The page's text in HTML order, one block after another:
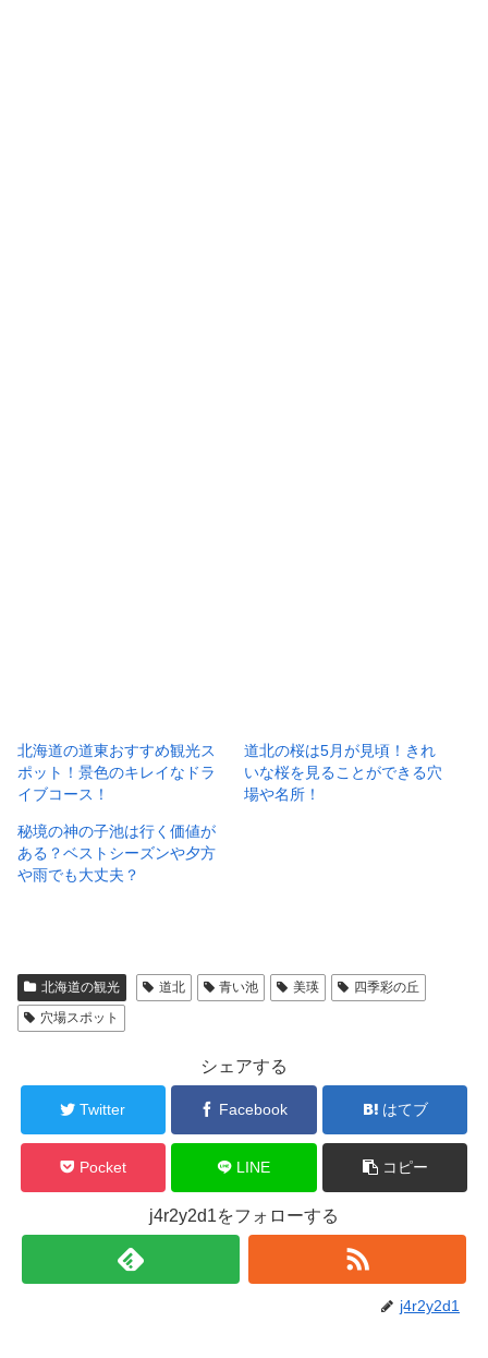
北海道の道東おすすめ観光ス
ポット！景色のキレイなドラ
イブコース！
道北の桜は5月が見頃！きれ
いな桜を見ることができる穴
場や名所！
秘境の神の子池は行く価値が
ある？ベストシーズンや夕方
や雨でも大丈夫？
北海道の観光 道北 青い池 美瑛
四季彩の丘
穴場スポット
シェアする
Twitter Facebook はてブ
Pocket LINE コピー
j4r2y2d1をフォローする
j4r2y2d1